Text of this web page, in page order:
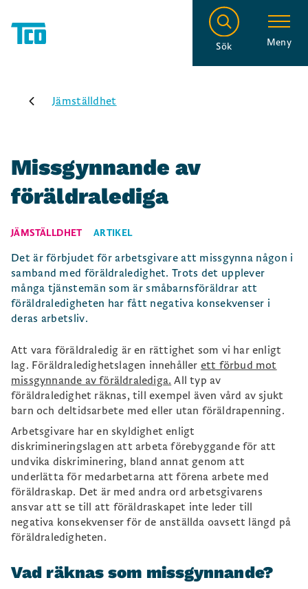
Sök Meny
Jämställdhet
Missgynnande av
föräldralediga
JÄMSTÄLLDHET ARTIKEL
Det är förbjudet för arbetsgivare att missgynna någon i
samband med föräldraledighet. Trots det upplever
många tjänstemän som är småbarnsföräldrar att
föräldraledigheten har fått negativa konsekvenser i
deras arbetsliv.
Att vara föräldraledig är en rättighet som vi har enligt
lag. Föräldraledighetslagen innehåller ett förbud mot
missgynnande av föräldralediga. All typ av
föräldraledighet räknas, till exempel även vård av sjukt
barn och deltidsarbete med eller utan föräldrapenning.
Arbetsgivare har en skyldighet enligt
diskrimineringslagen att arbeta förebyggande för att
undvika diskriminering, bland annat genom att
underlätta för medarbetarna att förena arbete med
föräldraskap. Det är med andra ord arbetsgivarens
ansvar att se till att föräldraskapet inte leder till
negativa konsekvenser för de anställda oavsett längd på
föräldraledigheten.
Vad räknas som missgynnande?